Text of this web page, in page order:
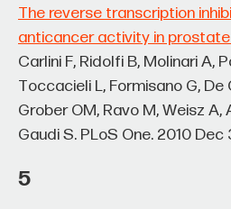
The reverse transcription
anticancer activity in
Carlini F, Ridolfi B, Molinari A,
Toccacieli L, Formisano G, De
Grober OM, Ravo M, Weisz A,
Gaudi S. PLoS One. 2010 Dec
5
ИИ полезен не как
сложный
«Мы не наказываем
ИИ, потому что сам факт его
обратился к ИИ, а то, как